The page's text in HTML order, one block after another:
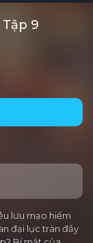
9
lưu mạo hiểm
đại lục tràn đầy